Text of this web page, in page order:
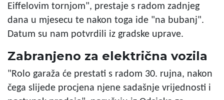
Eiffelovim tornjom", prestaje s radom zadnjeg
dana u mjesecu te nakon toga ide "na bubanj".
Datum su nam potvrdili iz gradske uprave.
Zabranjeno za električna vozila
"Rolo garaža će prestati s radom 30. rujna, nakon
čega slijede procjena njene sadašnje vrijednosti i